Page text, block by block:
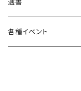
選書
各種イベント